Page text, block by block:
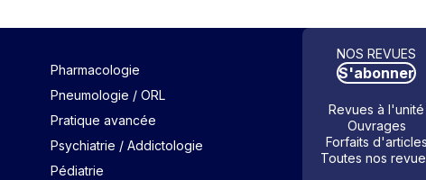
Pharmacologie
Pneumologie / ORL
Pratique avancée
Psychiatrie / Addictologie
Pédiatrie
NOS REVUES
S'abonner
Revues à l'unité
Ouvrages
Forfaits d'articles
Toutes nos